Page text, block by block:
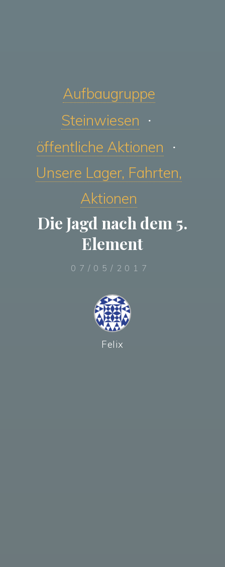
Aufbaugruppe
Steinwiesen
öffentliche Aktionen
Unsere Lager, Fahrten,
Aktionen
Die Jagd nach dem 5.
Element
07/05/2017
Felix